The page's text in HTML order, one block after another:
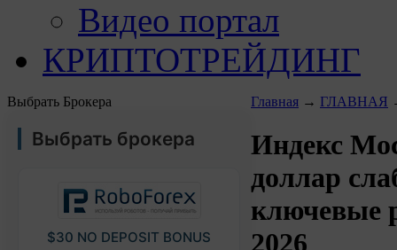
Видео портал
КРИПТОТРЕЙДИНГ
Выбрать Брокера
Выбрать брокера
$30 NO DEPOSIT BONUS
Главная → ГЛАВНАЯ
Индекс
доллар
ключевые
2026